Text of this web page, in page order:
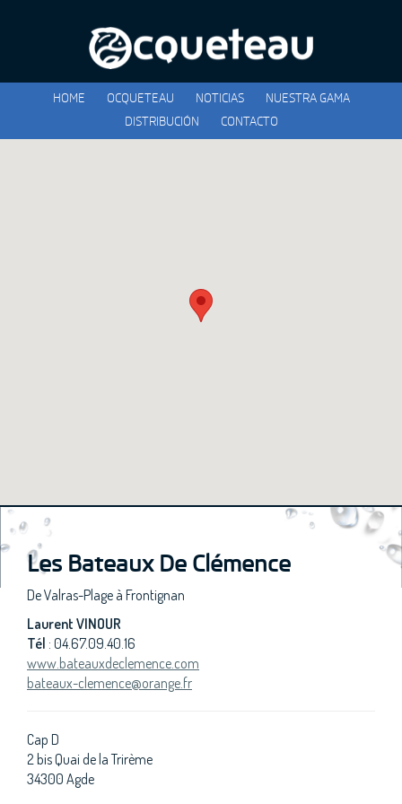
HOME OCQUETEAU NOTICIAS
NUESTRA GAMA
DISTRIBUCIÓN
CONTACTO
Les Bateaux De Clémence
De Valras-Plage à Frontignan
Laurent VINOUR
Tél : 04.67.09.40.16
www.bateauxdeclemence.com
bateaux-clemence@orange.fr
Cap D
2 bis Quai de la Trirème
34300 Agde